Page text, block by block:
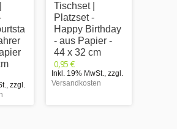
, zzgl.
Tischset |
Platzset -
Happy Birthday
- aus Papier -
44 x 32 cm
0,95 €
Inkl. 19% MwSt., zzgl.
Versandkosten